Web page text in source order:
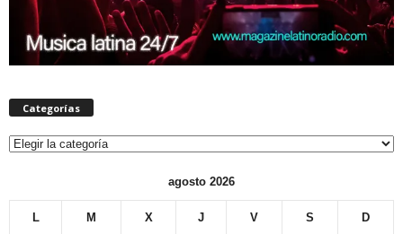
Categorías
Categorías
agosto 2026
L M X J V S D